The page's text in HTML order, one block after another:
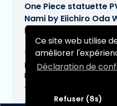
Ce site web utilise
améliorer
Déclaration de
Refuser (8s)
One Piece statuette
Nami by Eiichiro Oda
Hyakkei 28 cm
€55,99[Sous
Date de livraison
N/A
Type: